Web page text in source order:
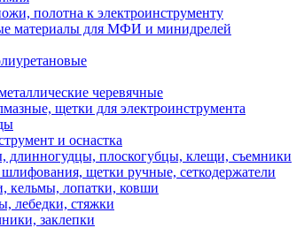
полотна к электроинструменту
материалы для МФИ и минидрелей
черевячные
щетки для электроинструмента
и оснастка
длинногудцы, плоскогубцы, клещи, съемники
шлифования, щетки ручные, сеткодержатели
кельмы, лопатки, ковши
лебедки, стяжки
заклепки